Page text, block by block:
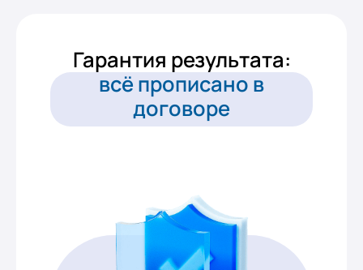
Гарантия результата:
всё прописано в
договоре